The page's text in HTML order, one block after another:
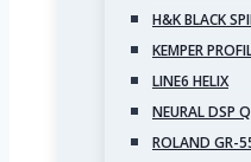
H&K BLACK
KEMPER
LINE6 HELIX
NEURAL DSP
ROLAND GR-